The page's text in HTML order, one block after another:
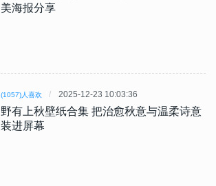
美海报分享
(1057)人喜欢 2025-12-23 10:03:36
野有上秋壁纸合集 把治愈秋意与温柔诗意
装进屏幕